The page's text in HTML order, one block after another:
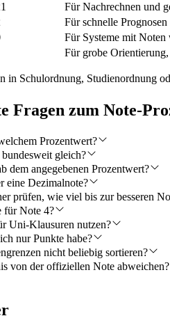
Für Nachrechnen und
Für schnelle
Für Systeme mit Noten
Für grobe
Schulordnung, Studienordnung
Fragen zum Note-
Prozentwert?
gleich?
dem angegebenen Prozentwert?
eine Dezimalnote?
prüfen, wie viel bis zur besseren
für Note 4?
Uni-Klausuren nutzen?
nur Punkte habe?
nicht beliebig sortieren?
von der offiziellen Note abweichen?